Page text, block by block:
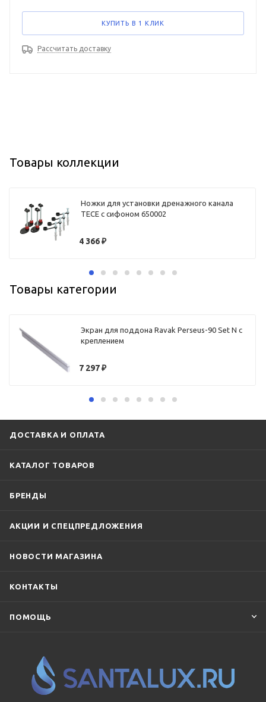
КУПИТЬ В 1 КЛИК
Рассчитать доставку
Товары коллекции
Ножки для установки дренажного канала
TECE с сифоном 650002
4 366₽
Товары категории
Экран для поддона Ravak Perseus-90 Set N с
креплением
7 297₽
ДОСТАВКА И ОПЛАТА
КАТАЛОГ ТОВАРОВ
БРЕНДЫ
АКЦИИ И СПЕЦПРЕДЛОЖЕНИЯ
НОВОСТИ МАГАЗИНА
КОНТАКТЫ
ПОМОЩЬ